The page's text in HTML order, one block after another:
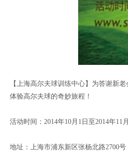
【上海高尔夫球训练中心】为答谢新
体验高尔夫球的奇妙旅程！
活动时间：2014年10月1日至2014年11
地址：上海市浦东新区张杨北路2700号